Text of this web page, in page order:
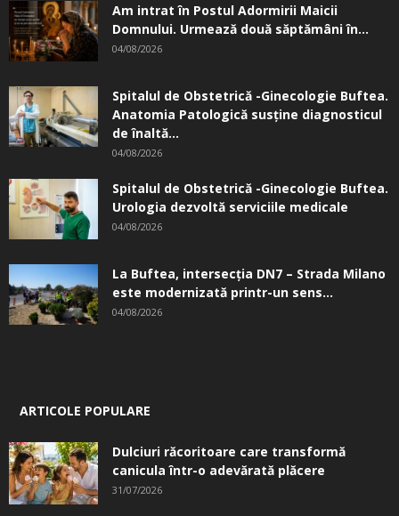
Am intrat în Postul Adormirii Maicii
Domnului. Urmează două săptămâni în...
04/08/2026
Spitalul de Obstetrică -Ginecologie Buftea.
Anatomia Patologică susţine diagnosticul
de înaltă...
04/08/2026
Spitalul de Obstetrică -Ginecologie Buftea.
Urologia dezvoltă serviciile medicale
04/08/2026
La Buftea, intersecţia DN7 – Strada Milano
este modernizată printr-un sens...
04/08/2026
ARTICOLE POPULARE
Dulciuri răcoritoare care transformă
canicula într-o adevărată plăcere
31/07/2026